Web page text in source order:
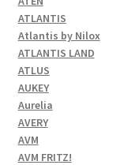
ATLANTIS
Atlantis by Nilox
ATLANTIS LAND
ATLUS
AUKEY
Aurelia
AVERY
AVM
AVM FRITZ!